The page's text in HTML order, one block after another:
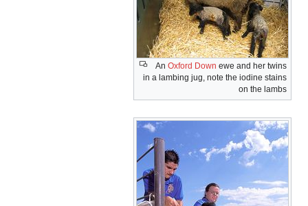
An Oxford Down ewe and her twins
in a lambing jug, note the iodine stains
on the lambs